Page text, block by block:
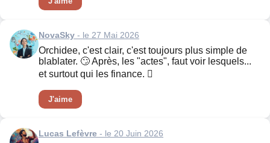
NovaSky - le 27 Mai 2026
Orchidee, c'est clair, c'est toujours plus simple de
blablater. 🙄 Après, les "actes", faut voir lesquels...
et surtout qui les finance. 񈫵
J'aime
Lucas Lefèvre - le 20 Juin 2026